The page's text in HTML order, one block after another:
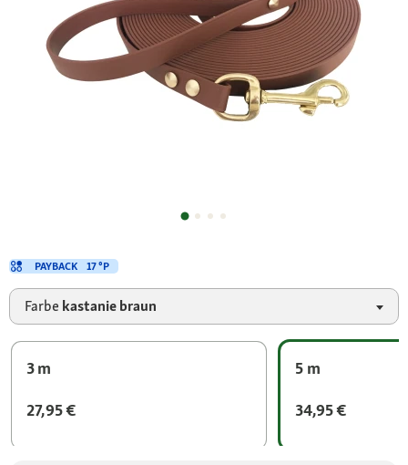
Farbe kastanie braun
3 m
27,95 €
5 m
34,95 €
PAYBACK 17 °P